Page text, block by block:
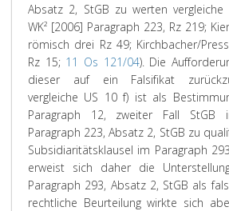
Absatz 2, StGB zu werten vergleiche
WK² [2006] Paragraph 223, Rz 219;
römisch drei Rz 49; Kirchbacher/
Rz 15; 11 Os 121/04). Die
dieser auf ein Falsifikat
vergleiche US 10 f) ist als
Paragraph 12, zweiter Fall StGB
Paragraph 223, Absatz 2, StGB zu
Subsidiaritätsklausel im Paragraph
erweist sich daher die
Paragraph 293, Absatz 2, StGB als
rechtliche Beurteilung wirkte sich